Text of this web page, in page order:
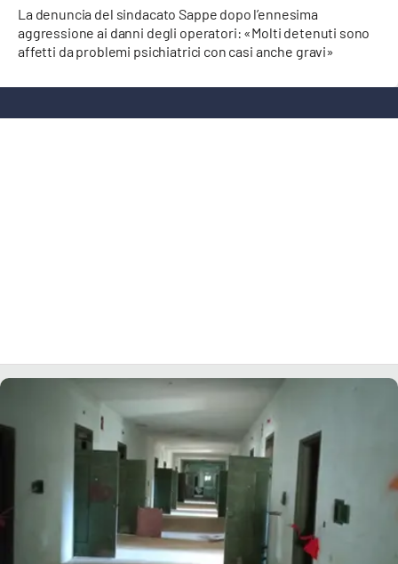
LaC
Network
LACPLAY.IT
LACAPITALENEWS.IT
APPLE
La denuncia del sindacato Sappe dopo l’ennesima
aggressione ai danni degli operatori: «Molti detenuti sono
affetti da problemi psichiatrici con casi anche gravi»